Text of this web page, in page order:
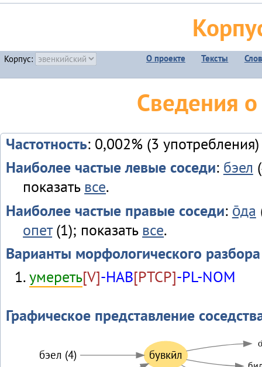
Корпус: О проекте Тексты
Сведения
Частотность: 0,002% (3 употребления)
Наиболее частые левые соседи: бэел
показать все.
Наиболее частые правые соседи: о̄да
опет(1); показать все.
Варианты морфологического разбора
умереть[V]-HAB[PTCP]-PL-NOM
Графическое представление
бувкӣл
бэел (4)